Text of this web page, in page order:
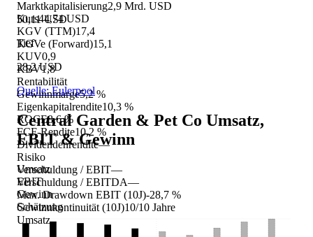
Marktkapitalisierung2,9 Mrd. USD
Kurs44,74 USD
KGV (TTM)17,4
KGVe (Forward)15,1
KUV0,9
KBV1,8
Rentabilität
Gewinnmarge5,2 %
Eigenkapitalrendite10,3 %
ROCE8,6 %
FCF-Rendite10,2 %
Dividendenrendite—
Risiko
Verschuldung / EBIT—
Verschuldung / EBITDA—
Max. Drawdown EBIT (10J)-28,7 %
Gewinnkontinuität (10J)10/10 Jahre
Umsatz
50,11 USD
Tief
28,2 USD
Quelle: Eulerpool
Central Garden & Pet Co Umsatz,
EBIT & Gewinn
Umsatz
EBIT
Gewinn
Schätzung